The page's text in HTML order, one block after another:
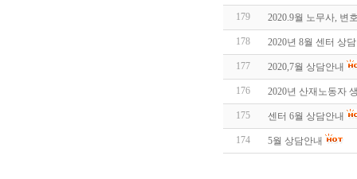
179 2020.9월 노무사, 변
178 2020년 8월 센터 상
177 2020,7월 상담안내
176 2020년 산재노동자
175 센터 6월 상담안내
174 5월 상담안내